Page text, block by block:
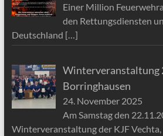
Einer Million
den Rettungsdiensten
Deutschland […]
Winterveranstaltung
Borringhausen
24. November 2025
Am Samstag den
Winterveranstaltung der KJF